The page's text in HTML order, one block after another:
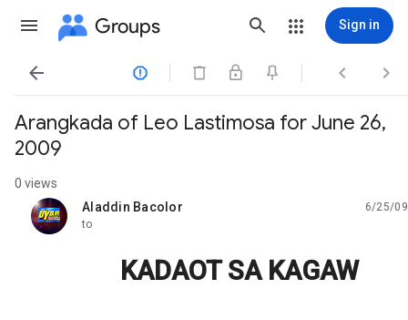
Groups Sign in
   
Arangkada of Leo Lastimosa for June 26,
2009
0 views
Aladdin Bacolor
unread,
6/25/09
to
KADAOT SA KAGAW